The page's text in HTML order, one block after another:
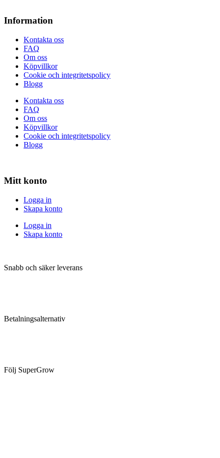
Information
Kontakta oss
FAQ
Om oss
Köpvillkor
Cookie och integritetspolicy
Blogg
Kontakta oss
FAQ
Om oss
Köpvillkor
Cookie och integritetspolicy
Blogg
Mitt konto
Logga in
Skapa konto
Logga in
Skapa konto
Snabb och säker leverans
Betalningsalternativ
Följ SuperGrow